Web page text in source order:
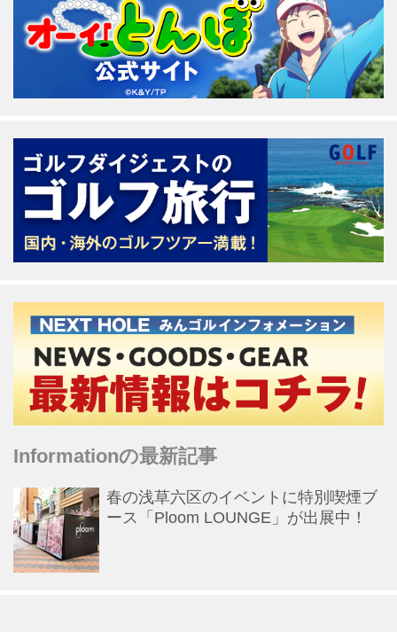
Informationの最新記事
春の浅草六区のイベントに特別喫煙ブ
ース「Ploom LOUNGE」が出展中！